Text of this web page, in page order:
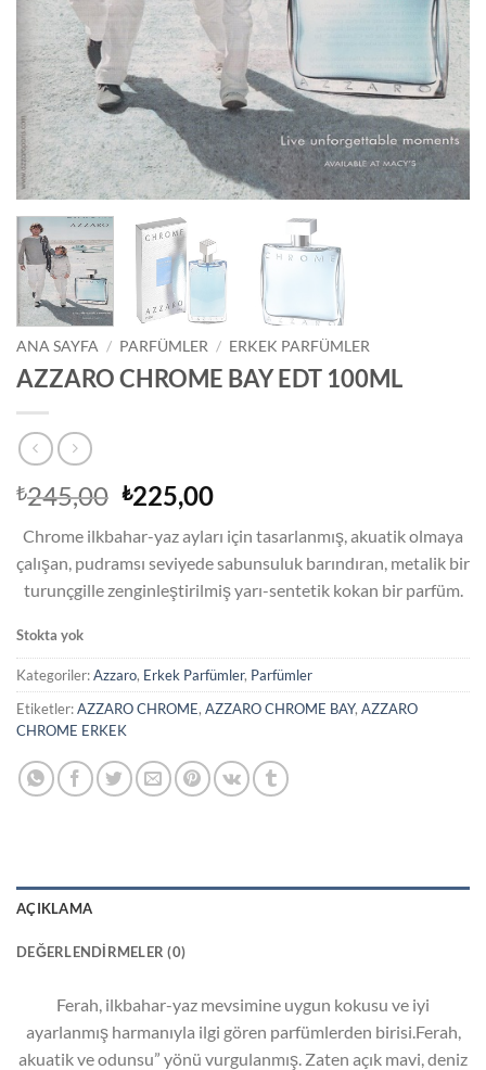
ANA SAYFA / PARFÜMLER / ERKEK PARFÜMLER
AZZARO CHROME BAY EDT 100ML
₺245,00 Orijinal
fiyat:
₺245,00.
₺225,00Şu
fiyat:
₺225,00.
Chrome ilkbahar-yaz ayları için tasarlanmış, akuatik olmaya
çalışan, pudramsı seviyede sabunsuluk barındıran, metalik bir
turunçgille zenginleştirilmiş yarı-sentetik kokan bir parfüm.
Stokta yok
Kategoriler:Azzaro, Erkek Parfümler, Parfümler
Etiketler:AZZARO CHROME, AZZARO CHROME BAY, AZZARO
CHROME ERKEK
AÇIKLAMA
DEĞERLENDIRMELER (0)
Ferah, ilkbahar-yaz mevsimine uygun kokusu ve iyi
ayarlanmış harmanıyla ilgi gören parfümlerden birisi.Ferah,
akuatik ve odunsu” yönü vurgulanmış. Zaten açık mavi, deniz